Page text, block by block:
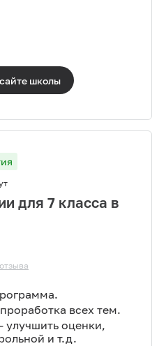
школы
для 7 класса в
отзыва
всех тем.
улучшить оценки,
и т.д.